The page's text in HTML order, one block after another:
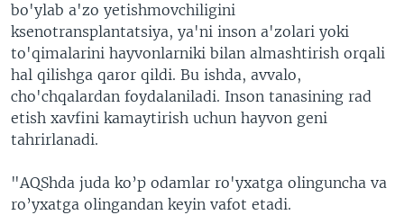
bo'ylab a'zo yetishmovchiligini
ksenotransplantatsiya, ya'ni inson a'zolari yoki
to'qimalarini hayvonlarniki bilan almashtirish orqali
hal qilishga qaror qildi. Bu ishda, avvalo,
cho'chqalardan foydalaniladi. Inson tanasining rad
etish xavfini kamaytirish uchun hayvon geni
tahrirlanadi.
"AQShda juda ko’p odamlar ro'yxatga olinguncha va
ro’yxatga olingandan keyin vafot etadi.